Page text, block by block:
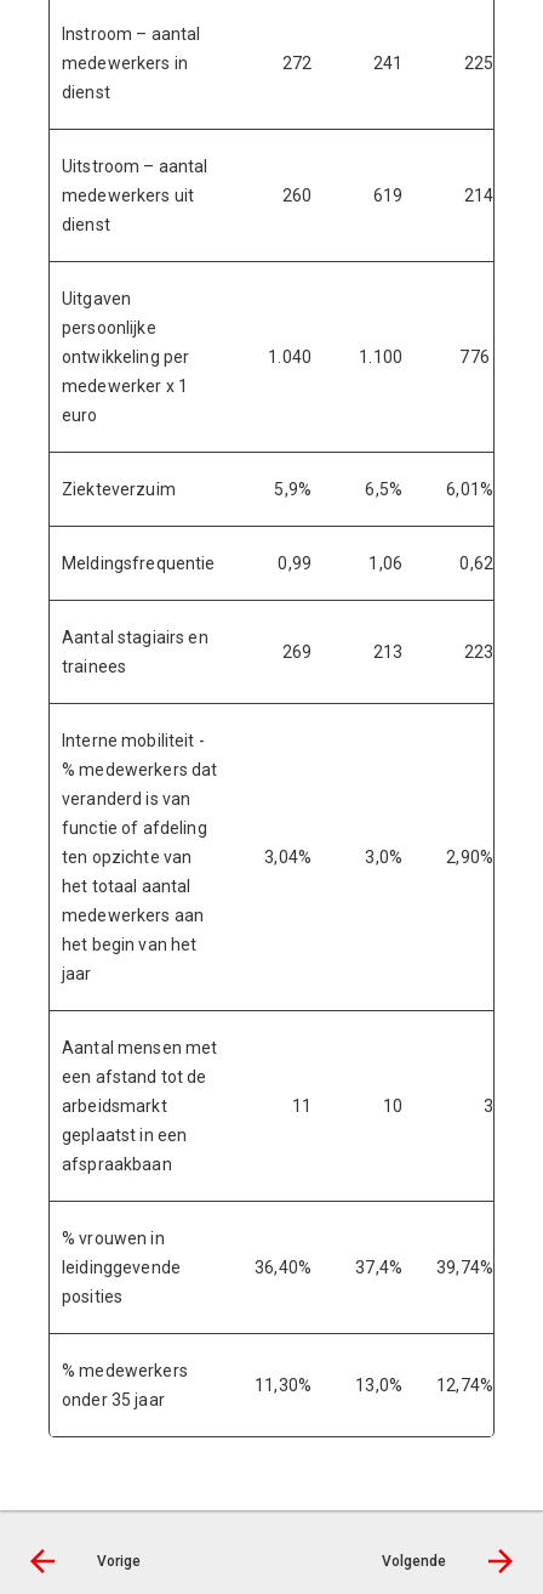
Instroom – aantal
medewerkers in
dienst
272 241 225
Uitstroom – aantal
medewerkers uit
dienst
260 619 214
Uitgaven
persoonlijke
ontwikkeling per
medewerker x 1
euro
1.040 1.100 776
Ziekteverzuim 5,9% 6,5% 6,01%
Meldingsfrequentie 0,99 1,06 0,62
Aantal stagiairs en
trainees
269 213 223
Interne mobiliteit -
% medewerkers dat
veranderd is van
functie of afdeling
ten opzichte van
het totaal aantal
medewerkers aan
het begin van het
jaar
3,04% 3,0% 2,90%
Aantal mensen met
een afstand tot de
arbeidsmarkt
geplaatst in een
afspraakbaan
11 10 3
% vrouwen in
leidinggevende
posities
36,40% 37,4% 39,74%
% medewerkers
onder 35 jaar
11,30% 13,0% 12,74%
Vorige Volgende